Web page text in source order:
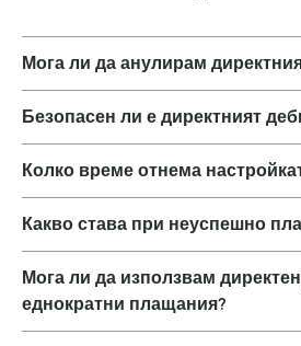
Мога ли да анулирам
Да. Можете да се откажете по
банката си или Suits Me и
получавате предварително
Безопасен ли е директният
Абсолютно. Всички директни
от Гаранцията за директен
криптиране на банково ниво.
Колко време отнема
Обикновено това отнема само
онлайн. След като получите
плащанията започват
от вас график.
Какво става при неуспешно
Ще бъдете уведомени
предоставим възможности да
Мога ли да използвам
еднократни плащания?